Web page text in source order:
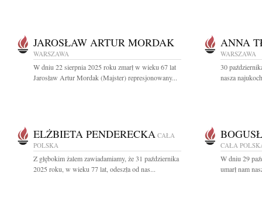
JAROSŁAW ARTUR MORDAK
WARSZAWA
W dniu 22 sierpnia 2025 roku zmarł w wieku 67 lat
Jarosław Artur Mordak (Majster) represjonowany...
ANNA
WARSZAWA
30
nasza
ELŻBIETA PENDERECKA CAŁA
POLSKA
Z głębokim żalem zawiadamiamy, że 31 października
2025 roku, w wieku 77 lat, odeszła od nas...
CAŁA
W dniu 29
umarł nam